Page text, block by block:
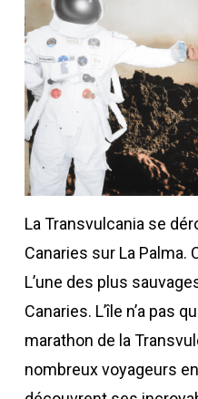
La Transvulcania se
Canaries sur La Palma.
L’une des plus
Canaries. L’île n’a pas
marathon de la
nombreux voyageurs